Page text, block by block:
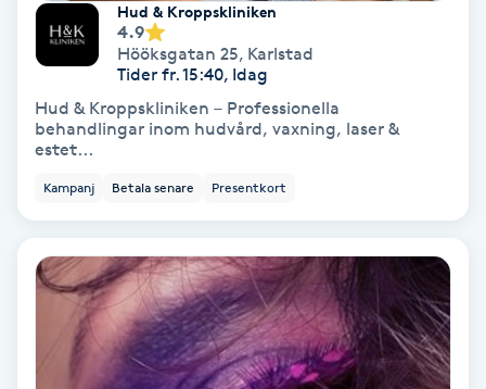
Vaccination
Vampyrbehandling
Vaxning
Veterinär
Vibrationsmassage
Hud & Kroppskliniken
4.9
Hööksgatan 25, Karlstad
Tider fr. 15:40, Idag
Hud & Kroppskliniken – Professionella
behandlingar inom hudvård, vaxning, laser &
estet...
Kampanj Betala senare Presentkort